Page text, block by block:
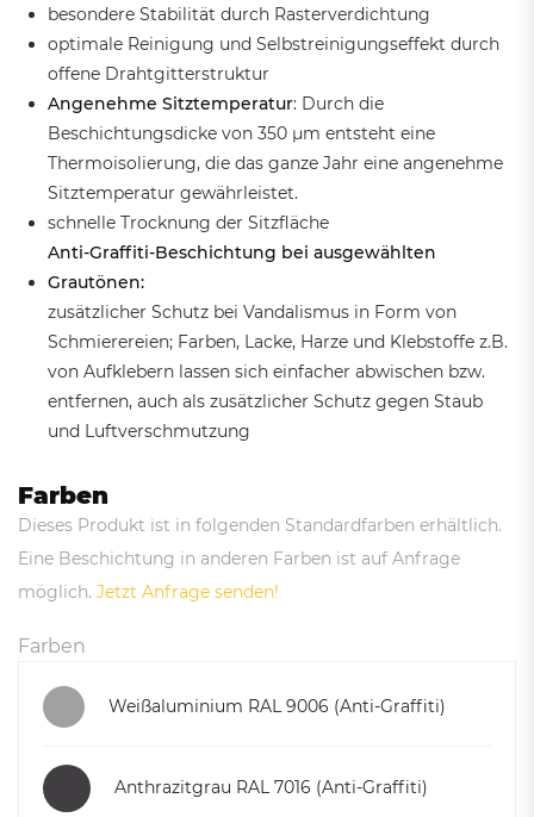
besondere Stabilität durch Rasterverdichtung
optimale Reinigung und Selbstreinigungseffekt durch
offene Drahtgitterstruktur
Angenehme Sitztemperatur: Durch die
Beschichtungsdicke von 350 µm entsteht eine
Thermoisolierung, die das ganze Jahr eine angenehme
Sitztemperatur gewährleistet.
schnelle Trocknung der Sitzfläche
Anti-Graffiti-Beschichtung bei ausgewählten
Grautönen:
zusätzlicher Schutz bei Vandalismus in Form von
Schmierereien; Farben, Lacke, Harze und Klebstoffe z.B.
von Aufklebern lassen sich einfacher abwischen bzw.
entfernen, auch als zusätzlicher Schutz gegen Staub
und Luftverschmutzung
Farben
Dieses Produkt ist in folgenden Standardfarben erhältlich.
Eine Beschichtung in anderen Farben ist auf Anfrage
möglich. Jetzt Anfrage senden!
Farben
Weißaluminium RAL 9006 (Anti-Graffiti)
Anthrazitgrau RAL 7016 (Anti-Graffiti)